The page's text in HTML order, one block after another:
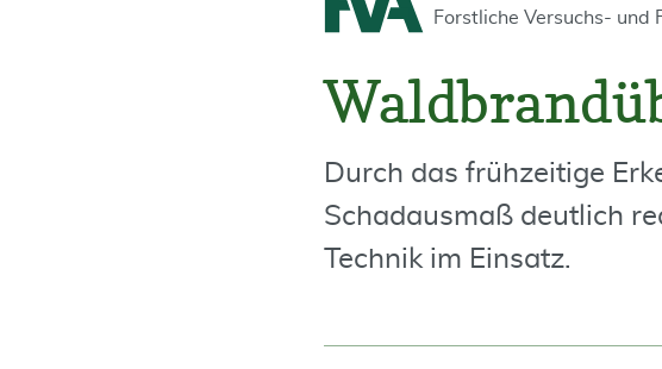
Forstliche Versuchs-
Durch das frühzeitige
Schadausmaß deutlich
Technik im Einsatz.